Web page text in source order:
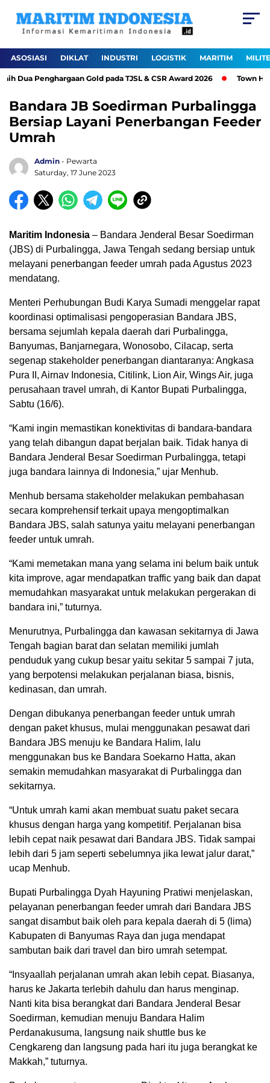
ASOSIASI DIKLAT INDUSTRI LOGISTIK MARITIM
Dua Penghargaan Gold pada TJSL & CSR Award 2026 Town
Bandara JB Soedirman Purbalingga
Bersiap Layani Penerbangan Feeder
Umrah
Admin - Pewarta
Saturday, 17 June 2023
Maritim Indonesia – Bandara Jenderal Besar Soedirman
(JBS) di Purbalingga, Jawa Tengah sedang bersiap untuk
melayani penerbangan feeder umrah pada Agustus 2023
mendatang.
Menteri Perhubungan Budi Karya Sumadi menggelar rapat
koordinasi optimalisasi pengoperasian Bandara JBS,
bersama sejumlah kepala daerah dari Purbalingga,
Banyumas, Banjarnegara, Wonosobo, Cilacap, serta
segenap stakeholder penerbangan diantaranya: Angkasa
Pura II, Airnav Indonesia, Citilink, Lion Air, Wings Air, juga
perusahaan travel umrah, di Kantor Bupati Purbalingga,
Sabtu (16/6).
“Kami ingin memastikan konektivitas di bandara-bandara
yang telah dibangun dapat berjalan baik. Tidak hanya di
Bandara Jenderal Besar Soedirman Purbalingga, tetapi
juga bandara lainnya di Indonesia,” ujar Menhub.
Menhub bersama stakeholder melakukan pembahasan
secara komprehensif terkait upaya mengoptimalkan
Bandara JBS, salah satunya yaitu melayani penerbangan
feeder untuk umrah.
“Kami memetakan mana yang selama ini belum baik untuk
kita improve, agar mendapatkan traffic yang baik dan dapat
memudahkan masyarakat untuk melakukan pergerakan di
bandara ini,” tuturnya.
Menurutnya, Purbalingga dan kawasan sekitarnya di Jawa
Tengah bagian barat dan selatan memiliki jumlah
penduduk yang cukup besar yaitu sekitar 5 sampai 7 juta,
yang berpotensi melakukan perjalanan biasa, bisnis,
kedinasan, dan umrah.
Dengan dibukanya penerbangan feeder untuk umrah
dengan paket khusus, mulai menggunakan pesawat dari
Bandara JBS menuju ke Bandara Halim, lalu
menggunakan bus ke Bandara Soekarno Hatta, akan
semakin memudahkan masyarakat di Purbalingga dan
sekitarnya.
“Untuk umrah kami akan membuat suatu paket secara
khusus dengan harga yang kompetitif. Perjalanan bisa
lebih cepat naik pesawat dari Bandara JBS. Tidak sampai
lebih dari 5 jam seperti sebelumnya jika lewat jalur darat,”
ucap Menhub.
Bupati Purbalingga Dyah Hayuning Pratiwi menjelaskan,
pelayanan penerbangan feeder umrah dari Bandara JBS
sangat disambut baik oleh para kepala daerah di 5 (lima)
Kabupaten di Banyumas Raya dan juga mendapat
sambutan baik dari travel dan biro umrah setempat.
“Insyaallah perjalanan umrah akan lebih cepat. Biasanya,
harus ke Jakarta terlebih dahulu dan harus menginap.
Nanti kita bisa berangkat dari Bandara Jenderal Besar
Soedirman, kemudian menuju Bandara Halim
Perdanakusuma, langsung naik shuttle bus ke
Cengkareng dan langsung pada hari itu juga berangkat ke
Makkah,” tuturnya.